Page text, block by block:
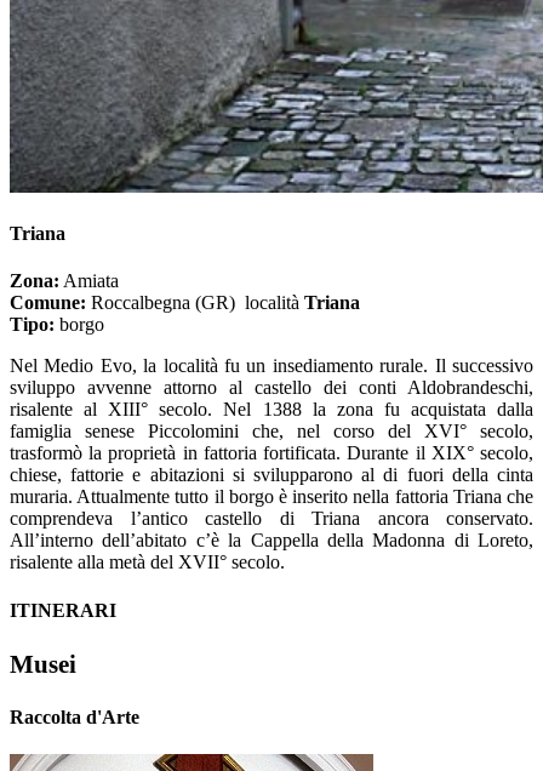
Triana
Zona: Amiata
Comune: Roccalbegna (GR) località Triana
Tipo: borgo
Nel Medio Evo, la località fu un insediamento rurale. Il successivo
sviluppo avvenne attorno al castello dei conti Aldobrandeschi,
risalente al XIII° secolo. Nel 1388 la zona fu acquistata dalla
famiglia senese Piccolomini che, nel corso del XVI° secolo,
trasformò la proprietà in fattoria fortificata. Durante il XIX° secolo,
chiese, fattorie e abitazioni si svilupparono al di fuori della cinta
muraria. Attualmente tutto il borgo è inserito nella fattoria Triana che
comprendeva l’antico castello di Triana ancora conservato.
All’interno dell’abitato c’è la Cappella della Madonna di Loreto,
risalente alla metà del XVII° secolo.
ITINERARI
Musei
Raccolta d'Arte